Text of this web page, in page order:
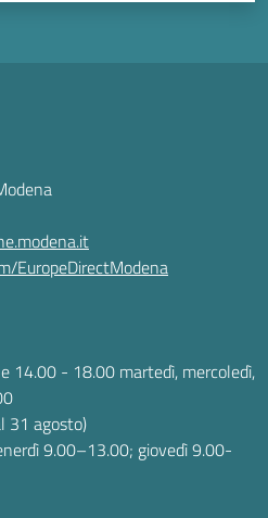
EuropeDirectModena
14.00 - 18.00 martedì, mercoledì,
31 agosto)
9.00–13.00; giovedì 9.00-